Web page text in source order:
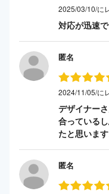
2025/03/10/に
対応が迅速
匿名
2024/11/05/に
デザイナー
合っている
たと思います
匿名